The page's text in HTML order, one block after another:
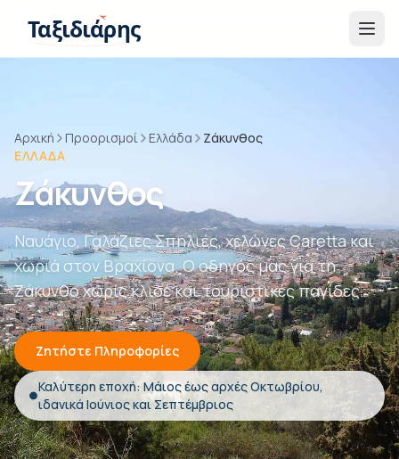
Ταξιδιάρης
Αρχική Προορισμοί Ελλάδα
Ζάκυνθος
ΕΛΛΆΔΑ
Ζάκυνθος
Ναυάγιο, Γαλάζιες Σπηλιές, χελώνες Caretta και
χωριά στον Βραχίονα. Ο οδηγός μας για τη
Ζάκυνθο χωρίς κλισέ και τουριστικές παγίδες.
Ζητήστε Πληροφορίες
Καλύτερη εποχή: Μάιος έως αρχές Οκτωβρίου,
ιδανικά Ιούνιος και Σεπτέμβριος